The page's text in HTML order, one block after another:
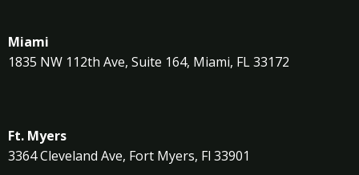
Miami
1835 NW 112th Ave, Suite 164, Miami, FL 33172
Ft. Myers
3364 Cleveland Ave, Fort Myers, Fl 33901